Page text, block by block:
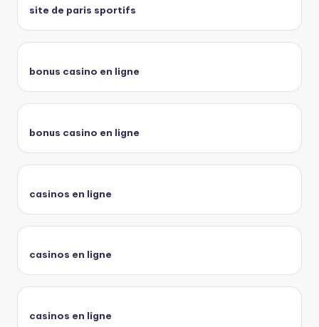
site de paris sportifs
bonus casino en ligne
bonus casino en ligne
casinos en ligne
casinos en ligne
casinos en ligne